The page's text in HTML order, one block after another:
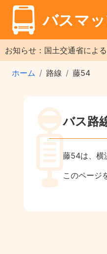
バスマ
お知らせ：国土交通省によ
ホーム 路線 藤54
バス路
藤54は、横
このページ